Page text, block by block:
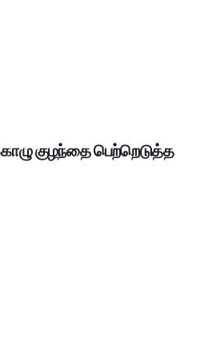
குழந்தை பெற்றெடுத்த